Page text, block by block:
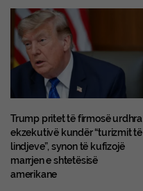
Trump pritet të firmosë urdhra
ekzekutivë kundër “turizmit të
lindjeve”, synon të kufizojë
marrjen e shtetësisë
amerikane